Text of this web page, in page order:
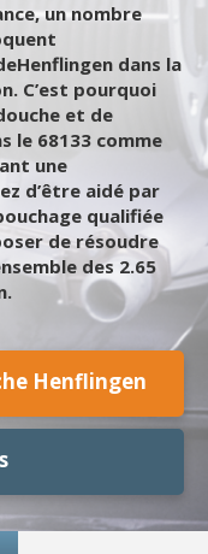
un nombre
dans la
C’est pourquoi
et de
le 68133 comme
une
d’être aidé par
qualifiée
de résoudre
des 2.65
Henflingen